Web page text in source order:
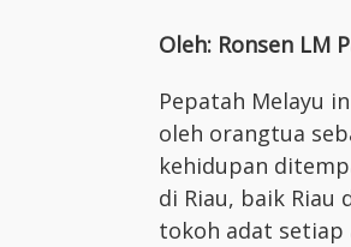
Oleh: Ronsen LM
Pepatah Melayu
oleh orangtua
kehidupan
di Riau, baik Riau
tokoh adat setiap